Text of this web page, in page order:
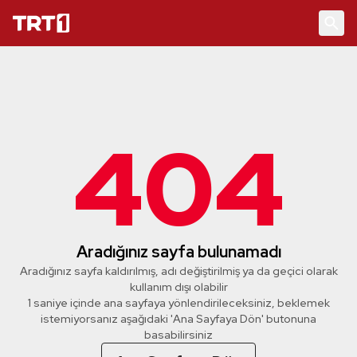
404
Aradığınız sayfa bulunamadı
Aradığınız sayfa kaldırılmış, adı değiştirilmiş ya da geçici olarak
kullanım dışı olabilir
1 saniye içinde ana sayfaya yönlendirileceksiniz, beklemek
istemiyorsanız aşağıdaki 'Ana Sayfaya Dön' butonuna
basabilirsiniz